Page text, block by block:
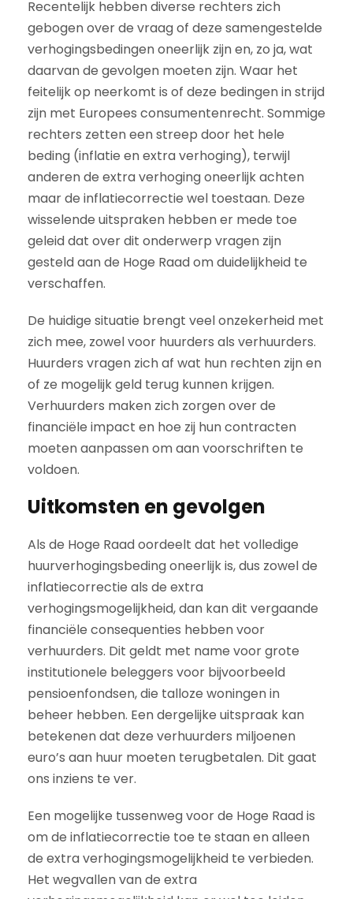
Recentelijk hebben diverse rechters zich
gebogen over de vraag of deze samengestelde
verhogingsbedingen oneerlijk zijn en, zo ja, wat
daarvan de gevolgen moeten zijn. Waar het
feitelijk op neerkomt is of deze bedingen in strijd
zijn met Europees consumentenrecht. Sommige
rechters zetten een streep door het hele
beding (inflatie en extra verhoging), terwijl
anderen de extra verhoging oneerlijk achten
maar de inflatiecorrectie wel toestaan. Deze
wisselende uitspraken hebben er mede toe
geleid dat over dit onderwerp vragen zijn
gesteld aan de Hoge Raad om duidelijkheid te
verschaffen.
De huidige situatie brengt veel onzekerheid met
zich mee, zowel voor huurders als verhuurders.
Huurders vragen zich af wat hun rechten zijn en
of ze mogelijk geld terug kunnen krijgen.
Verhuurders maken zich zorgen over de
financiële impact en hoe zij hun contracten
moeten aanpassen om aan voorschriften te
voldoen.
Uitkomsten en gevolgen
Als de Hoge Raad oordeelt dat het volledige
huurverhogingsbeding oneerlijk is, dus zowel de
inflatiecorrectie als de extra
verhogingsmogelijkheid, dan kan dit vergaande
financiële consequenties hebben voor
verhuurders. Dit geldt met name voor grote
institutionele beleggers voor bijvoorbeeld
pensioenfondsen, die talloze woningen in
beheer hebben. Een dergelijke uitspraak kan
betekenen dat deze verhuurders miljoenen
euro’s aan huur moeten terugbetalen. Dit gaat
ons inziens te ver.
Een mogelijke tussenweg voor de Hoge Raad is
om de inflatiecorrectie toe te staan en alleen
de extra verhogingsmogelijkheid te verbieden.
Het wegvallen van de extra